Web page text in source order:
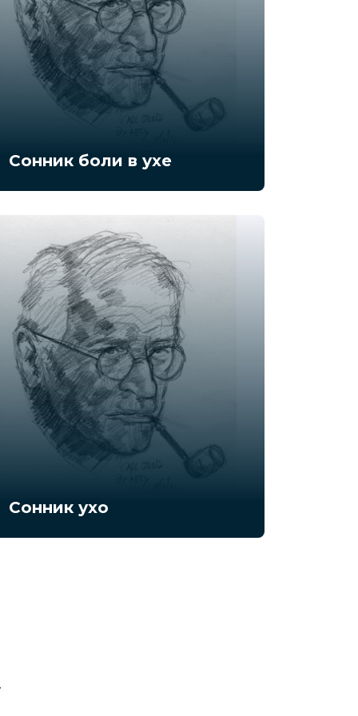
Сонник боли в ухе
Сонник ухо